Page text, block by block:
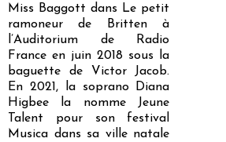
Miss Baggott dans
Le petit
ramoneur de Britten à
l’Auditorium de Radio
France en juin 2018 sous la
baguette de Victor Jacob.
En 2021, la soprano Diana
Higbee la nomme Jeune
Talent pour son festival
Musica dans sa ville natale